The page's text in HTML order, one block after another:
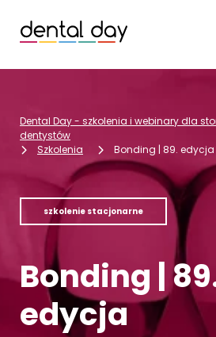
Webinary
Wykładowcy
O nas
Podcast
Pomoc
Dental Day - szkolenia i webinary dla
dentystów
Szkolenia
Bonding | 89. edycja
szkolenie stacjonarne
Bonding |
edycja